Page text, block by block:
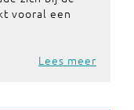
vooral een
Lees meer